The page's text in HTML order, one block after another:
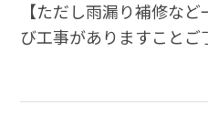
【ただし雨漏り補修な
び工事がありますことご